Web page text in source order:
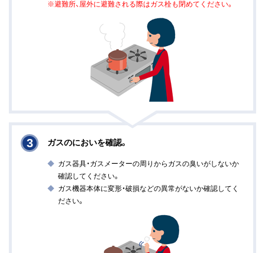
※避難所、屋外に避難される際はガス栓も閉めてください。
3 ガスのにおいを確認。
ガス器具・ガスメーターの周りからガスの臭いがしないか
確認してください。
ガス機器本体に変形・破損などの異常がないか確認してく
ださい。